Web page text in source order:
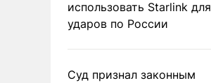
использовать Starlink для
ударов по России
Суд признал законным